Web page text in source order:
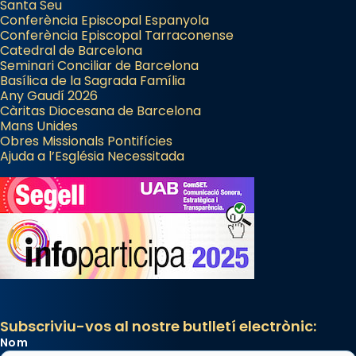
Arquebisbat de Barcelona
2 weeks ago
Jaume, fill de Zebedeu, és juntament amb el
seu germà Joan i Pere un dels que
acompanyava més de prop Jesús.
Segons el llibre dels Fets (12,2) fou el primer
apòstol màrtir, decapitat a Jerusalem per
Herodes Agripa (vers l'any 44).
Patró de Galícia, després de les invasions
musulmanes fou venerat com a patró dels
Regnes castellans i més tard de tota
Espanya.
centre de peregrinacions medievals de tot
el món cristià, després de Roma i terra
Santa Seu
Conferència Episcopal Espanyola
Conferència Episcopal Tarraconense
Catedral de Barcelona
Seminari Conciliar de Barcelona
Basílica de la Sagrada Família
Any Gaudí 2026
Càritas Diocesana de Barcelona
Mans Unides
Obres Missionals Pontifícies
Ajuda a l’Església Necessitada
Subscriviu-vos al nostre butlletí electrònic:
Nom